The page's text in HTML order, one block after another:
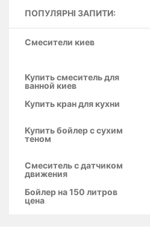
ПОПУЛЯРНІ ЗАПИТИ:
Смесители киев
Купить смеситель для
ванной киев
Купить кран для кухни
Купить бойлер с сухим
теном
Смеситель с датчиком
движения
Бойлер на 150 литров
цена